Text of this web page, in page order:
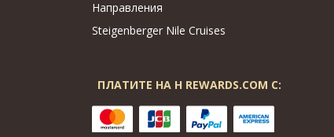
Направления
Steigenberger Nile Cruises
ПЛАТИТЕ НА H REWARDS.COM С: